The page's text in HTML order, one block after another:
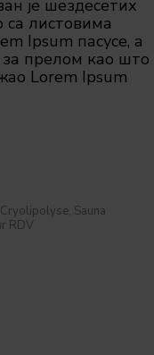
је шездесетих
са листовима
Ipsum пасусе, а
прелом као што
Lorem Ipsum
Sauna
RDV